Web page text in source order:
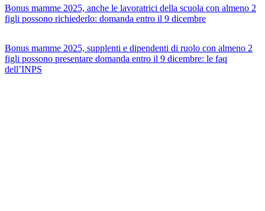
Bonus mamme 2025, anche le lavoratrici della scuola con almeno 2
figli possono richiederlo: domanda entro il 9 dicembre
Bonus mamme 2025, supplenti e dipendenti di ruolo con almeno 2
figli possono presentare domanda entro il 9 dicembre: le faq
dell’INPS